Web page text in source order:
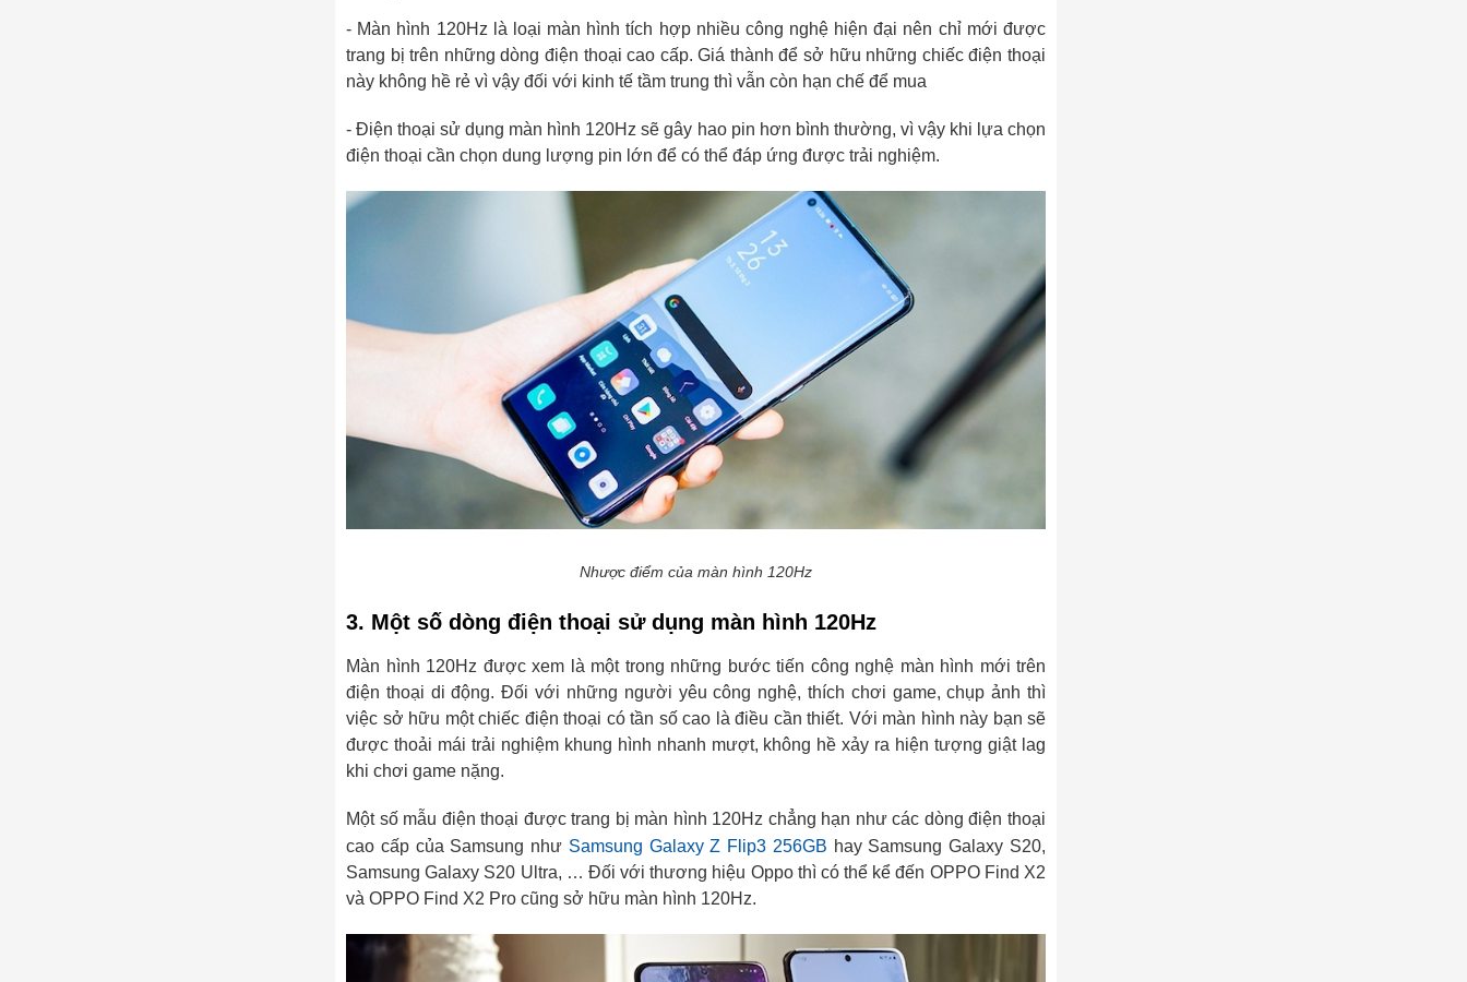
- Màn hình 120Hz là loại màn hình tích hợp nhiều công nghệ hiện đại nên chỉ mới được
trang bị trên những dòng điện thoại cao cấp. Giá thành để sở hữu những chiếc điện thoại
này không hề rẻ vì vậy đối với kinh tế tầm trung thì vẫn còn hạn chế để mua
- Điện thoại sử dụng màn hình 120Hz sẽ gây hao pin hơn bình thường, vì vậy khi lựa chọn
điện thoại cần chọn dung lượng pin lớn để có thể đáp ứng được trải nghiệm.
Nhược điểm của màn hình 120Hz
3. Một số dòng điện thoại sử dụng màn hình 120Hz
Màn hình 120Hz được xem là một trong những bước tiến công nghệ màn hình mới trên
điện thoại di động. Đối với những người yêu công nghệ, thích chơi game, chụp ảnh thì
việc sở hữu một chiếc điện thoại có tần số cao là điều cần thiết. Với màn hình này bạn sẽ
được thoải mái trải nghiệm khung hình nhanh mượt, không hề xảy ra hiện tượng giật lag
khi chơi game nặng.
Một số mẫu điện thoại được trang bị màn hình 120Hz chẳng hạn như các dòng điện thoại
cao cấp của Samsung như Samsung Galaxy Z Flip3 256GB hay Samsung Galaxy S20,
Samsung Galaxy S20 Ultra, … Đối với thương hiệu Oppo thì có thể kể đến OPPO Find X2
và OPPO Find X2 Pro cũng sở hữu màn hình 120Hz.